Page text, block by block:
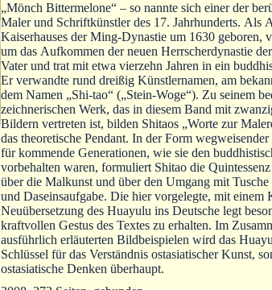
„Mönch Bittermelone“ ‒ so nannte sich einer der
Maler und Schriftkünstler des 17. Jahrhunderts. Als
Kaiserhauses der Ming-Dynastie um 1630 geboren,
um das Aufkommen der neuen Herrscherdynastie
Vater und trat mit etwa vierzehn Jahren in ein
Er verwandte rund dreißig Künstlernamen, am
dem Namen „Shi-tao“ („Stein-Woge“). Zu seinem
zeichnerischen Werk, das in diesem Band mit
Bildern vertreten ist, bilden Shitaos „Worte zur
das theoretische Pendant. In der Form
für kommende Generationen, wie sie den
vorbehalten waren, formuliert Shitao die
über die Malkunst und über den Umgang mit
und Daseinsaufgabe. Die hier vorgelegte, mit einem
Neuübersetzung des Huayulu ins Deutsche legt
kraftvollen Gestus des Textes zu erhalten. Im
ausführlich erläuterten Bildbeispielen wird das
Schlüssel für das Verständnis ostasiatischer Kunst,
ostasiatische Denken überhaupt.